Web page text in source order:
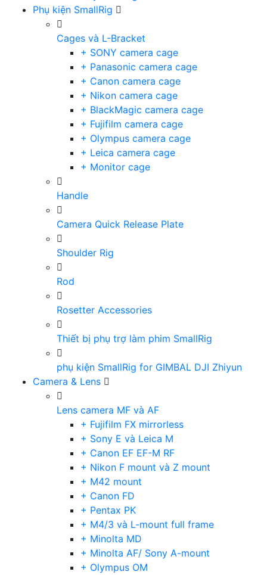
Phụ kiện SmallRig
Cages và L-Bracket
+ SONY camera cage
+ Panasonic camera cage
+ Canon camera cage
+ Nikon camera cage
+ BlackMagic camera cage
+ Fujifilm camera cage
+ Olympus camera cage
+ Leica camera cage
+ Monitor cage
Handle
Camera Quick Release Plate
Shoulder Rig
Rod
Rosetter Accessories
Thiết bị phụ trợ làm phim SmallRig
phụ kiện SmallRig for GIMBAL DJI Zhiyun
Camera & Lens
Lens camera MF và AF
+ Fujifilm FX mirrorless
+ Sony E và Leica M
+ Canon EF EF-M RF
+ Nikon F mount và Z mount
+ M42 mount
+ Canon FD
+ Pentax PK
+ M4/3 và L-mount full frame
+ Minolta MD
+ Minolta AF/ Sony A-mount
+ Olympus OM